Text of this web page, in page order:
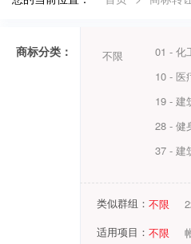
商标分类： 不限 01 - 化
10 - 医
19 - 建
28 - 健
37 - 建
类似群组： 不限
适用项目： 不限